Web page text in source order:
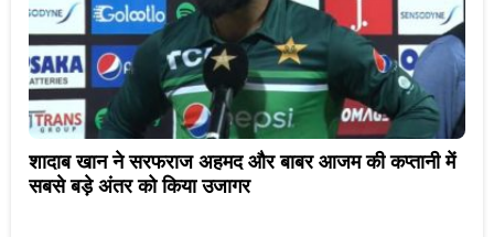
शादाब खान ने सरफराज अहमद और बाबर आजम की कप्तानी में
सबसे बड़े अंतर को किया उजागर